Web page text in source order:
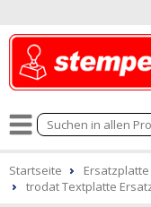
Startseite Ersatzplatte
trodat Textplatte